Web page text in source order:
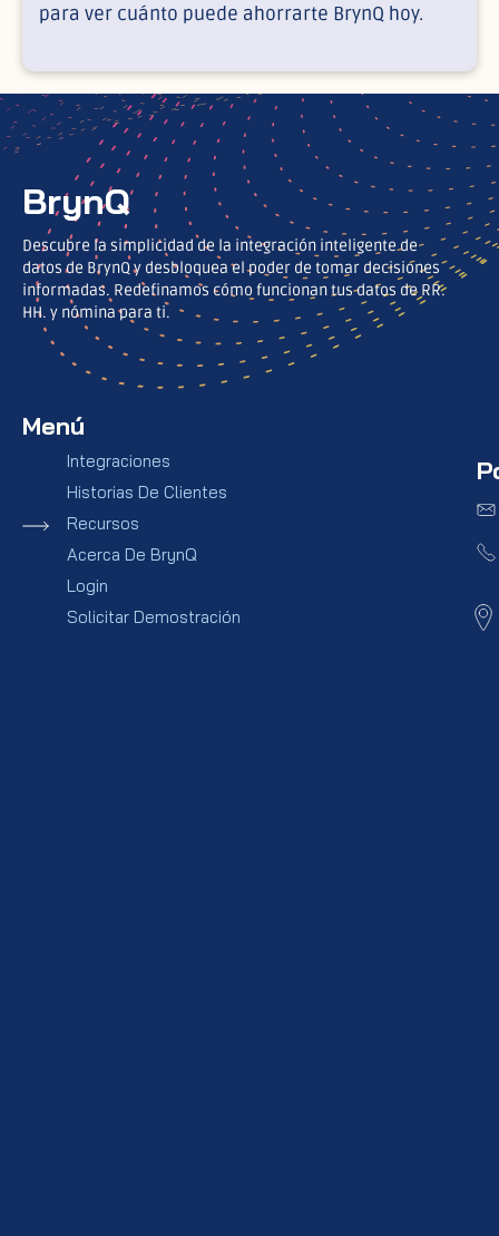
para ver cuánto puede ahorrarte BrynQ hoy.
BrynQ
Descubre la simplicidad de la integración inteligente de
datos de BrynQ y desbloquea el poder de tomar decisiones
informadas. Redefinamos cómo funcionan tus datos de RR.
HH. y nómina para ti.
Menú
Integraciones
Historias De Clientes
Recursos
Acerca De BrynQ
Login
Solicitar Demostración